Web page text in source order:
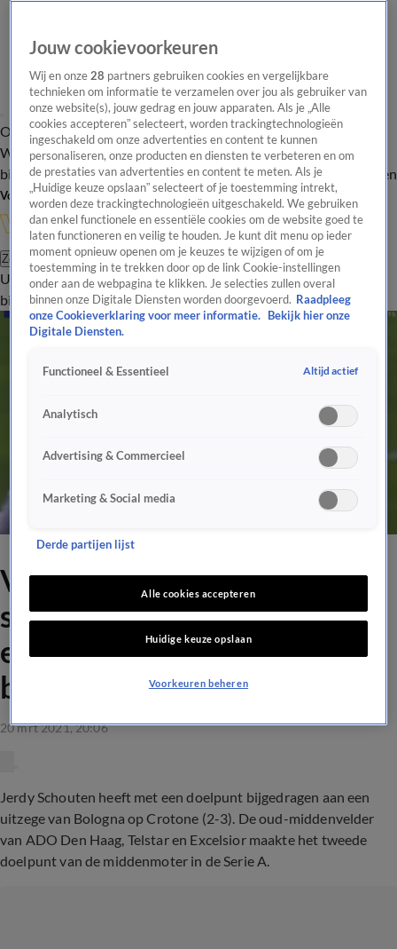
Overzicht Onze programma's Uitzendingen Onze gezichten
In de
WandelgangenInterviewsUitzending
bijwonenPodcastShopVeelgestelde vragenKijkersvraag insturen
Volg Vandaag Inside
Zoeken
UitzendingenVandaag InsideDe OranjezomerShopUitzending
bijwonen
VIDEO: Jerdy Schouten
schiet op prachtige wijze
eerste Serie A-doelpunt
binnen
20 mrt 2021, 20:06
Jerdy Schouten heeft met een doelpunt bijgedragen aan een
uitzege van Bologna op Crotone (2-3). De oud-middenvelder
van ADO Den Haag, Telstar en Excelsior maakte het tweede
doelpunt van de middenmoter in de Serie A.
Jouw cookievoorkeuren
Wij en onze28 partners gebruiken cookies en vergelijkbare
technieken om informatie te verzamelen over jou als gebruiker van
onze website(s), jouw gedrag en jouw apparaten. Als je „Alle
cookies accepteren” selecteert, worden trackingtechnologieën
ingeschakeld om onze advertenties en content te kunnen
personaliseren, onze producten en diensten te verbeteren en om
de prestaties van advertenties en content te meten. Als je
„Huidige keuze opslaan” selecteert of je toestemming intrekt,
worden deze trackingtechnologieën uitgeschakeld. We gebruiken
dan enkel functionele en essentiële cookies om de website goed te
laten functioneren en veilig te houden. Je kunt dit menu op ieder
moment opnieuw openen om je keuzes te wijzigen of om je
toestemming in te trekken door op de link Cookie-instellingen
onder aan de webpagina te klikken. Je selecties zullen overal
binnen onze Digitale Diensten worden doorgevoerd. Raadpleeg
onze Cookieverklaring voor meer informatie.
Bekijk hier onze
Digitale Diensten.
Functioneel & Essentieel Altijd actief
Analytisch
Advertising & Commercieel
Marketing & Social media
Derde partijen lijst
Alle cookies accepteren
Huidige keuze opslaan
Voorkeuren beheren